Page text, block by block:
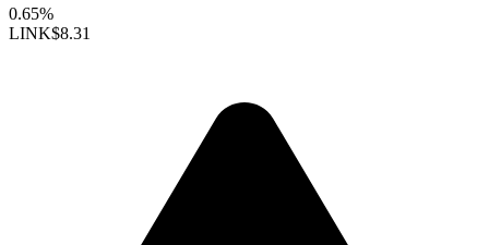
0.65%
LINK$8.31